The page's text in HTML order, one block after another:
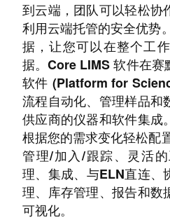
到云端，团队可以轻松协
利用云端托管的安全优势
据，让您可以在整个工
据。Core LIMS 软件在赛
软件 (Platform for
流程自动化、管理样品和
供应商的仪器和软件集成
根据您的需求变化轻松配
管理/加入/跟踪、灵活
理、集成、与ELN直连、
理、库存管理、报告和数
可视化。